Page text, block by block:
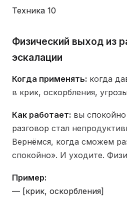
Техника 10
Физический выход из
эскалации
Когда применять: когда
в крик, оскорбления,
Как работает: вы
разговор стал
Вернёмся, когда сможем
спокойно». И уходите.
Пример:
— [крик, оскорбления]